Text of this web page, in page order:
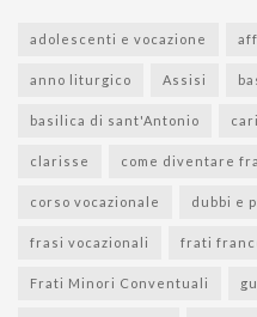
adolescenti e vocazione
anno liturgico Assisi
basilica di sant'Antonio
clarisse come diventare
corso vocazionale dubbi e
frasi vocazionali frati
Frati Minori Conventuali